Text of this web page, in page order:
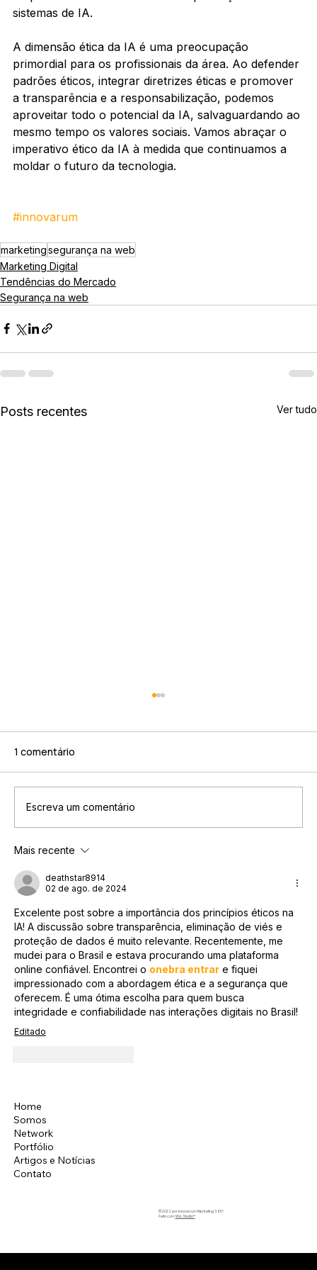
sistemas de IA.
A dimensão ética da IA ​​é uma preocupação
primordial para os profissionais da área. Ao defender
padrões éticos, integrar diretrizes éticas e promover
a transparência e a responsabilização, podemos
aproveitar todo o potencial da IA, salvaguardando ao
mesmo tempo os valores sociais. Vamos abraçar o
imperativo ético da IA ​​à medida que continuamos a
moldar o futuro da tecnologia.
#innovarum
marketingsegurança na web
Marketing Digital
Tendências do Mercado
Segurança na web
Posts recentes Ver tudo
marketing nas redes sociais
1 comentário
Escreva um comentário
Mais recente
deathstar8914
02 de ago. de 2024
Excelente post sobre a importância dos princípios éticos na
IA! A discussão sobre transparência, eliminação de viés e
proteção de dados é muito relevante. Recentemente, me
mudei para o Brasil e estava procurando uma plataforma
online confiável. Encontrei o onebra entrar e fiquei
impressionado com a abordagem ética e a segurança que
oferecem. É uma ótima escolha para quem busca
integridade e confiabilidade nas interações digitais no Brasil!
Editado
Home
Somos
Network
Portfólio
Artigos e Notícias
Contato
© 2023 por Innovarum Marketing 360°.
Feito comWix Studio™